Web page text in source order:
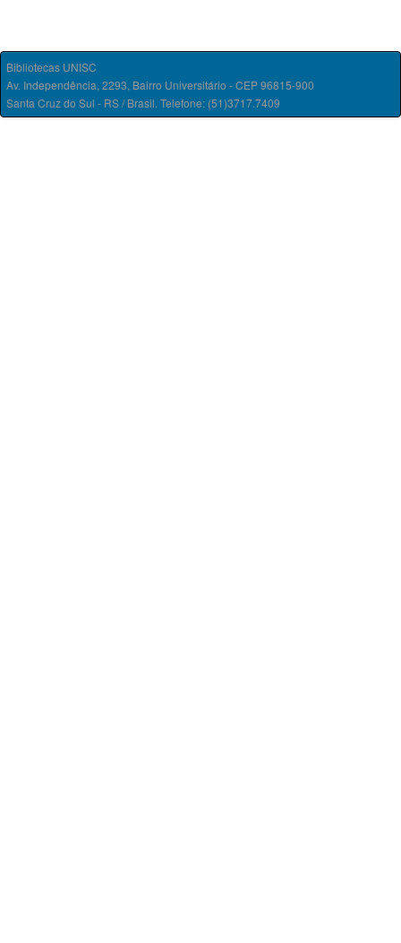
Bibliotecas UNISC
Av. Independência, 2293, Bairro Universitário - CEP 96815-900
Santa Cruz do Sul - RS / Brasil. Telefone: (51)3717.7409